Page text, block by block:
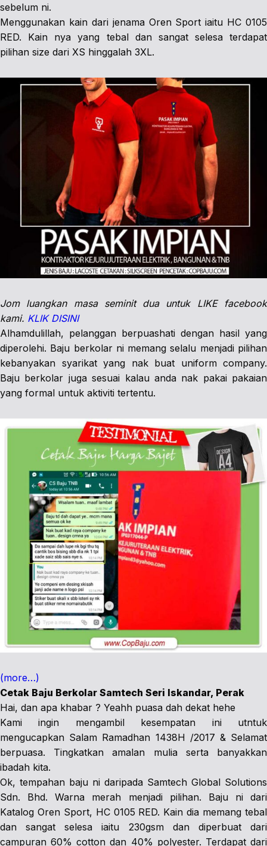
sebelum ni.
Menggunakan kain dari jenama Oren Sport iaitu HC 0105
RED. Kain nya yang tebal dan sangat selesa terdapat
pilihan size dari XS hinggalah 3XL.
Jom luangkan masa seminit dua untuk LIKE facebook
kami. KLIK DISINI
Alhamdulillah, pelanggan berpuashati dengan hasil yang
diperolehi. Baju berkolar ni memang selalu menjadi pilihan
kebanyakan syarikat yang nak buat uniform company.
Baju berkolar juga sesuai kalau anda nak pakai pakaian
yang formal untuk aktiviti tertentu.
(more…)
Cetak Baju Berkolar Samtech Seri Iskandar, Perak
Hai, dan apa khabar ? Yeahh puasa dah dekat hehe
Kami ingin mengambil kesempatan ini utntuk
mengucapkan Salam Ramadhan 1438H /2017 & Selamat
berpuasa. Tingkatkan amalan mulia serta banyakkan
ibadah kita.
Ok, tempahan baju ni daripada Samtech Global Solutions
Sdn. Bhd. Warna merah menjadi pilihan. Baju ni dari
Katalog Oren Sport, HC 0105 RED. Kain dia memang tebal
dan sangat selesa iaitu 230gsm dan diperbuat dari
campuran 60% cotton dan 40% polyester. Terdapat dari